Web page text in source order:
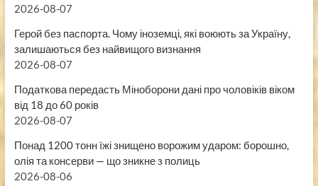
2026-08-07
Герой без паспорта. Чому іноземці, які воюють за Україну,
залишаються без найвищого визнання
2026-08-07
Податкова передасть Міноборони дані про чоловіків віком
від 18 до 60 років
2026-08-07
Понад 1200 тонн їжі знищено ворожим ударом: борошно,
олія та консерви — що зникне з полиць
2026-08-06